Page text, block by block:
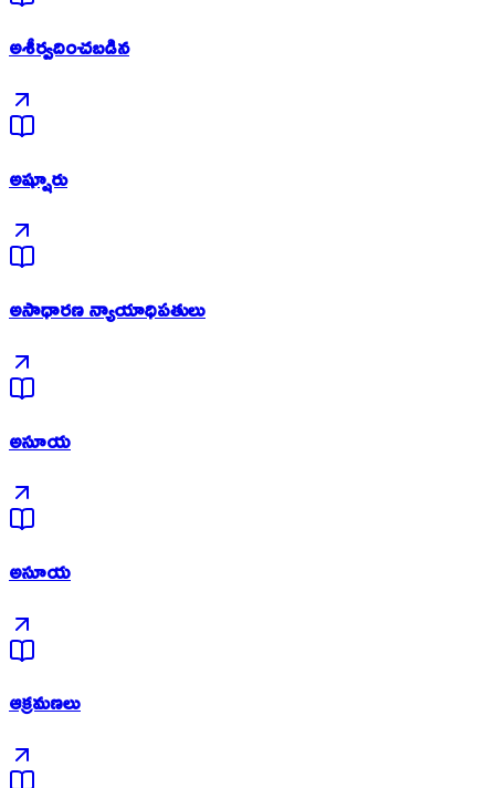
అశీర్వదించబడిన
అష్షూరు
అసాధారణ న్యాయాధిపతులు
అసూయ
అసూయ
ఆక్రమణలు